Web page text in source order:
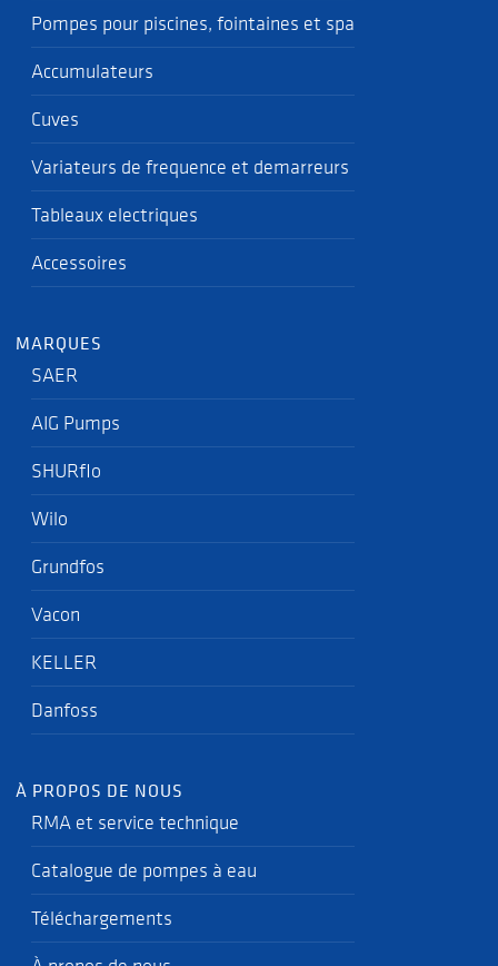
Pompes pour piscines, fointaines et spa
Accumulateurs
Cuves
Variateurs de frequence et demarreurs
Tableaux electriques
Accessoires
MARQUES
SAER
AIG Pumps
SHURflo
Wilo
Grundfos
Vacon
KELLER
Danfoss
À PROPOS DE NOUS
RMA et service technique
Catalogue de pompes à eau
Téléchargements